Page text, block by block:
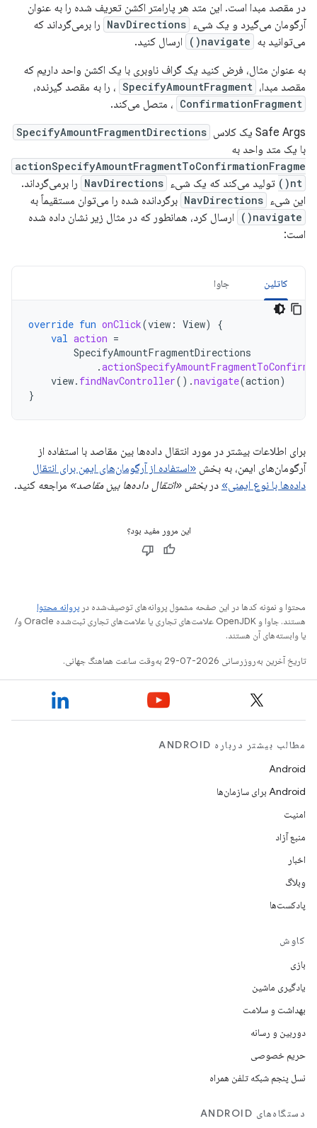
در مقصد مبدا است. این متد هر پارامتر اکشن تعریف شده را به عنوان
آرگومان می‌گیرد و یک شیء NavDirections را برمی‌گرداند که
می‌توانید به navigate()
ارسال کنید.
به عنوان مثال، فرض کنید یک گراف ناوبری با یک اکشن واحد داریم که
مقصد مبدا، SpecifyAmountFragment ، را به مقصد گیرنده،
ConfirmationFragment ، متصل می‌کند.
Safe Args یک کلاس
SpecifyAmountFragmentDirections
با یک متد واحد به
actionSpecifyAmountFragmentToConfirmationFragme
nt()
تولید می‌کند که یک شیء NavDirections را برمی‌گرداند.
این شیء NavDirections برگردانده شده را می‌توان مستقیماً به
navigate()
ارسال کرد، همانطور که در مثال زیر نشان داده شده
است:
کاتلین جاوا
override fun onClick(view : View)
{
val action =
SpecifyAmountFragmentDirections
.
view. findNavController().navigate(action)
}
برای اطلاعات بیشتر در مورد انتقال داده‌ها بین مقاصد با استفاده از
آرگومان‌های ایمن، به بخش «استفاده از آرگومان‌های ایمن برای انتقال
داده‌ها با نوع ایمنی» دربخش «انتقال داده‌ها بین مقاصد» مراجعه کنید.
این مرور مفید بود؟
محتوا و نمونه کدها در این صفحه مشمول پروانه‌های توصیف‌شده در پروانه محتوا
هستند. جاوا و OpenJDK علامت‌های تجاری یا علامت‌های تجاری ثبت‌شده Oracle و/
یا وابسته‌های آن هستند.
تاریخ آخرین به‌روزرسانی 2026-07-29 به‌وقت ساعت هماهنگ جهانی.
مطالب بیشتر درباره ANDROID
Android
Android برای سازمان‌ها
امنیت
منبع آزاد
اخبار
وبلاگ
پادکست‌ها
کاوش
بازی
یادگیری ماشین
بهداشت و سلامت
دوربین و رسانه
حریم خصوصی
نسل پنجم شبکه تلفن همراه
دستگاه‌های ANDROID